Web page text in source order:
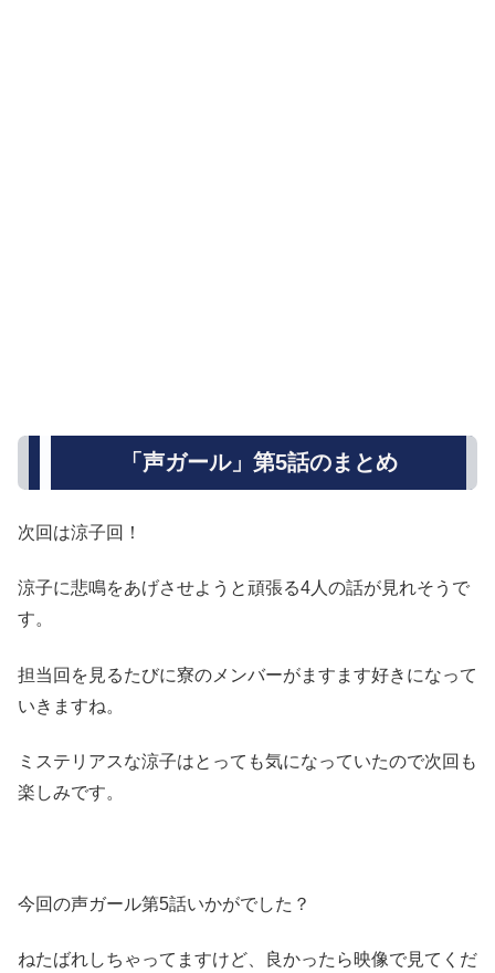
「声ガール」第5話のまとめ
次回は涼子回！
涼子に悲鳴をあげさせようと頑張る4人の話が見れそうで
す。
担当回を見るたびに寮のメンバーがますます好きになって
いきますね。
ミステリアスな涼子はとっても気になっていたので次回も
楽しみです。
今回の声ガール第5話いかがでした？
ねたばれしちゃってますけど、良かったら映像で見てくだ